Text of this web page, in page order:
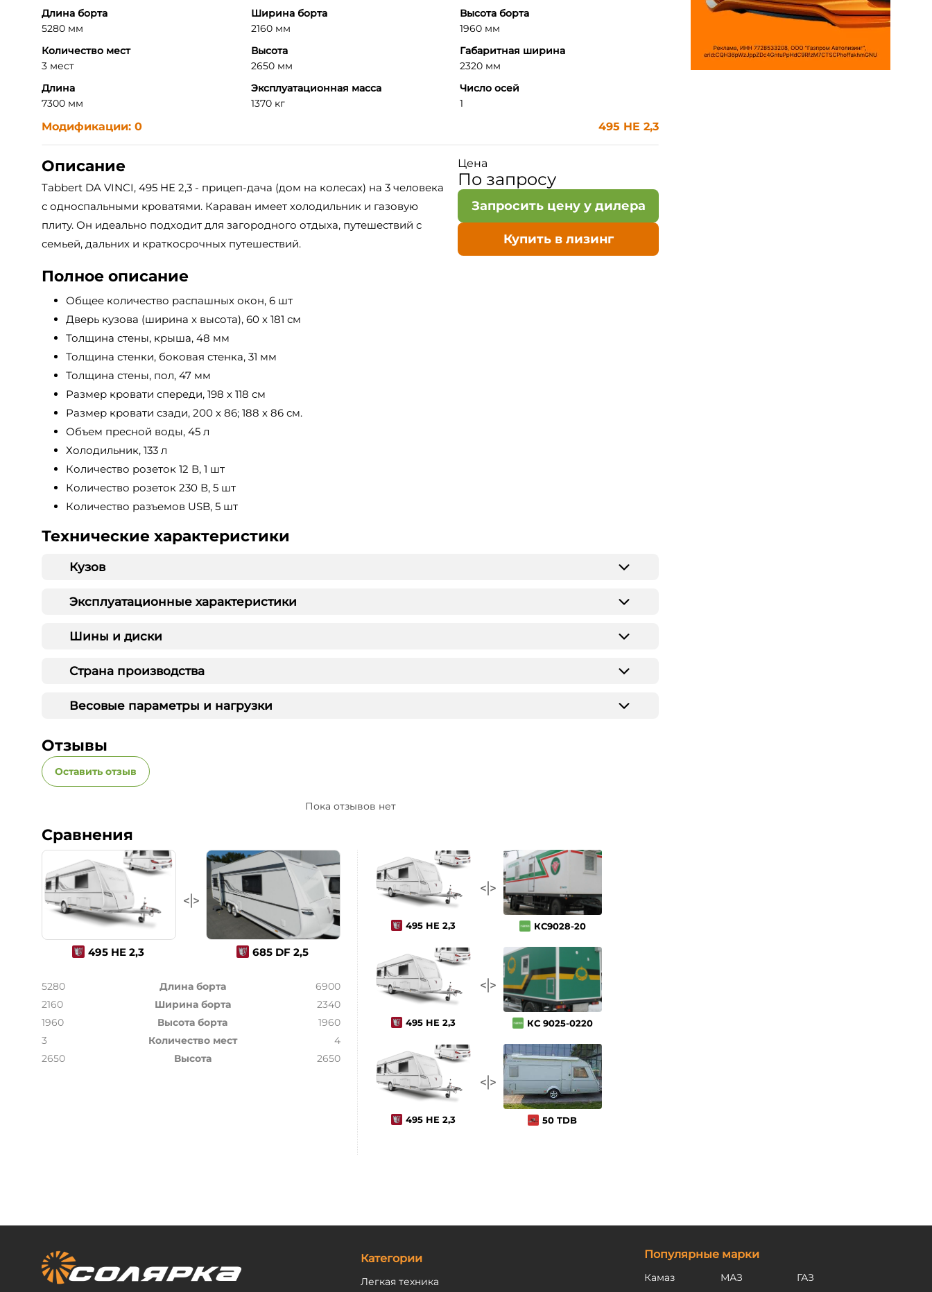
Длина борта
5280 мм
Ширина борта
2160 мм
Высота борта
1960 мм
Количество мест
3 мест
Высота
2650 мм
Габаритная ширина
2320 мм
Длина
7300 мм
Эксплуатационная масса
1370 кг
Число осей
1
Модификации: 0 495 HE 2,3
Описание
Tabbert DA VINCI, 495 HE 2,3 - прицеп-дача (дом на колесах) на 3 человека
с односпальными кроватями. Караван имеет холодильник и газовую
плиту. Он идеально подходит для загородного отдыха, путешествий с
семьей, дальних и краткосрочных путешествий.
Цена
По запросу
Запросить цену у дилера
Купить в лизинг
Полное описание
Общее количество распашных окон, 6 шт
Дверь кузова (ширина x высота), 60 х 181 см
Толщина стены, крыша, 48 мм
Толщина стенки, боковая стенка, 31 мм
Толщина стены, пол, 47 мм
Размер кровати спереди, 198 х 118 см
Размер кровати сзади, 200 х 86; 188 х 86 см.
Объем пресной воды, 45 л
Холодильник, 133 л
Количество розеток 12 В, 1 шт
Количество розеток 230 В, 5 шт
Количество разъемов USB, 5 шт
Технические характеристики
Кузов
Эксплуатационные характеристики
Шины и диски
Страна производства
Весовые параметры и нагрузки
Отзывы
Оставить отзыв
Пока отзывов нет
Сравнения
495 HE 2,3 685 DF 2,5
5280 Длина борта
6900
2160
Ширина борта
2340
1960
Высота борта
1960
3
Количество мест
4
2650
Высота 2650
495 HE 2,3 КС9028-20
495 HE 2,3 КС 9025-0220
495 HE 2,3 50 TDB
Категории
Легкая техника
Популярные марки
Камаз МАЗ ГАЗ